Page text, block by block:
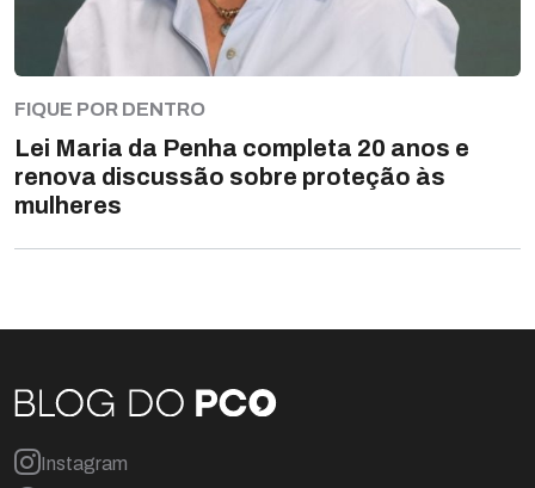
FIQUE POR DENTRO
Lei Maria da Penha completa 20 anos e
renova discussão sobre proteção às
mulheres
Instagram